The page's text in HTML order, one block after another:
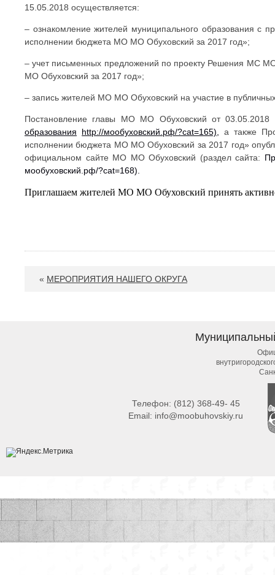
15.05.2018 осуществляется:
– ознакомление жителей муниципального образования
исполнении бюджета МО МО Обуховский за 2017 год»;
– учет письменных предложений по проекту Решения МС
МО Обуховский за 2017 год»;
– запись жителей МО МО Обуховский на участие в
Постановление главы МО МО Обуховский от
образования
http://мообуховский.рф/?cat=165)
а также
исполнении бюджета МО МО Обуховский за 2017 год»
официальном сайте МО МО Обуховский (раздел сайта:
мообуховский.рф/?cat=168).
Приглашаем жителей МО МО Обуховский принять
« МЕРОПРИЯТИЯ НАШЕГО ОКРУГА
Телефон: (812) 368-49- 45
Email: info@moobuhovskiy.ru